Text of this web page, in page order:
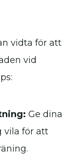
vidta för att
vid
Ge dina
vila för att